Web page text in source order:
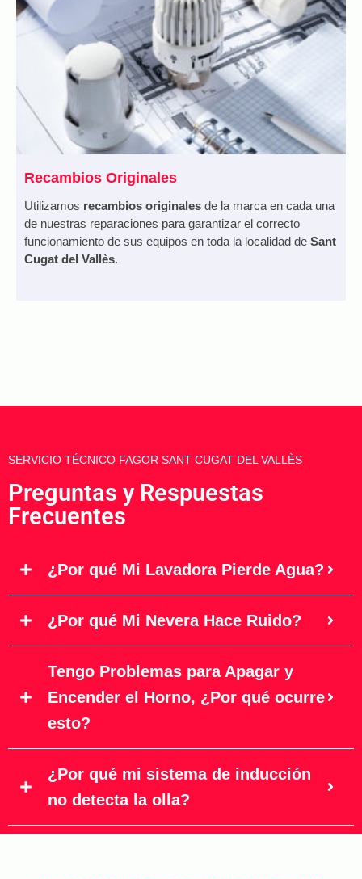
Recambios Originales
Utilizamos recambios originales de la marca en cada una
de nuestras reparaciones para garantizar el correcto
funcionamiento de sus equipos en toda la localidad de Sant
Cugat del Vallès.
SERVICIO TÉCNICO FAGOR SANT CUGAT DEL VALLÈS
Preguntas y Respuestas
Frecuentes
¿Por qué Mi Lavadora Pierde Agua?
¿Por qué Mi Nevera Hace Ruido?
Tengo Problemas para Apagar y
Encender el Horno, ¿Por qué ocurre
esto?
¿Por qué mi sistema de inducción
no detecta la olla?